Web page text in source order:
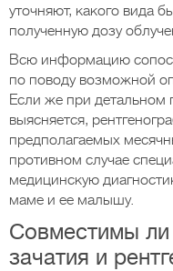
уточняют, какого вида
полученную дозу
Всю информацию
по поводу возможной
Если же при детальном
выясняется,
предполагаемых
противном случае
медицинскую
маме и ее малышу.
Совместимы ли
зачатия и